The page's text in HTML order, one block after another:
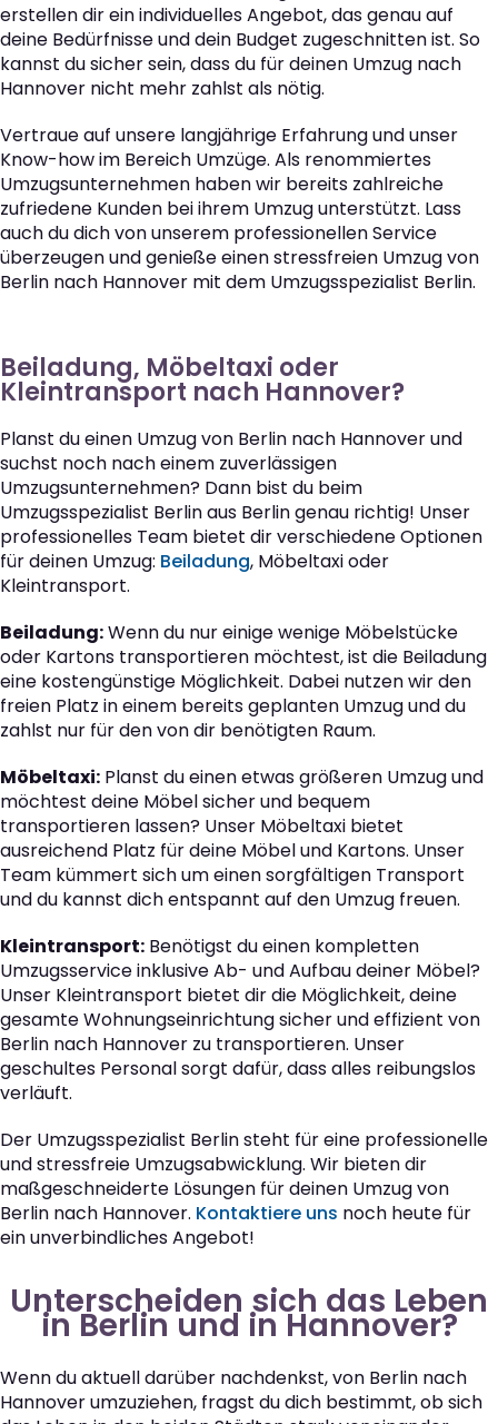
erstellen dir ein individuelles Angebot, das genau auf
deine Bedürfnisse und dein Budget zugeschnitten ist. So
kannst du sicher sein, dass du für deinen Umzug nach
Hannover nicht mehr zahlst als nötig.
Vertraue auf unsere langjährige Erfahrung und unser
Know-how im Bereich Umzüge. Als renommiertes
Umzugsunternehmen haben wir bereits zahlreiche
zufriedene Kunden bei ihrem Umzug unterstützt. Lass
auch du dich von unserem professionellen Service
überzeugen und genieße einen stressfreien Umzug von
Berlin nach Hannover mit dem Umzugsspezialist Berlin.
Beiladung, Möbeltaxi oder
Kleintransport nach Hannover?
Planst du einen Umzug von Berlin nach Hannover und
suchst noch nach einem zuverlässigen
Umzugsunternehmen? Dann bist du beim
Umzugsspezialist Berlin aus Berlin genau richtig! Unser
professionelles Team bietet dir verschiedene Optionen
für deinen Umzug: Beiladung, Möbeltaxi oder
Kleintransport.
Beiladung:Wenn du nur einige wenige Möbelstücke
oder Kartons transportieren möchtest, ist die Beiladung
eine kostengünstige Möglichkeit. Dabei nutzen wir den
freien Platz in einem bereits geplanten Umzug und du
zahlst nur für den von dir benötigten Raum.
Möbeltaxi: Planst du einen etwas größeren Umzug und
möchtest deine Möbel sicher und bequem
transportieren lassen? Unser Möbeltaxi bietet
ausreichend Platz für deine Möbel und Kartons. Unser
Team kümmert sich um einen sorgfältigen Transport
und du kannst dich entspannt auf den Umzug freuen.
Kleintransport: Benötigst du einen kompletten
Umzugsservice inklusive Ab- und Aufbau deiner Möbel?
Unser Kleintransport bietet dir die Möglichkeit, deine
gesamte Wohnungseinrichtung sicher und effizient von
Berlin nach Hannover zu transportieren. Unser
geschultes Personal sorgt dafür, dass alles reibungslos
verläuft.
Der Umzugsspezialist Berlin steht für eine professionelle
und stressfreie Umzugsabwicklung. Wir bieten dir
maßgeschneiderte Lösungen für deinen Umzug von
Berlin nach Hannover. Kontaktiere uns noch heute für
ein unverbindliches Angebot!
Unterscheiden sich das Leben
in Berlin und in Hannover?
Wenn du aktuell darüber nachdenkst, von Berlin nach
Hannover umzuziehen, fragst du dich bestimmt, ob sich